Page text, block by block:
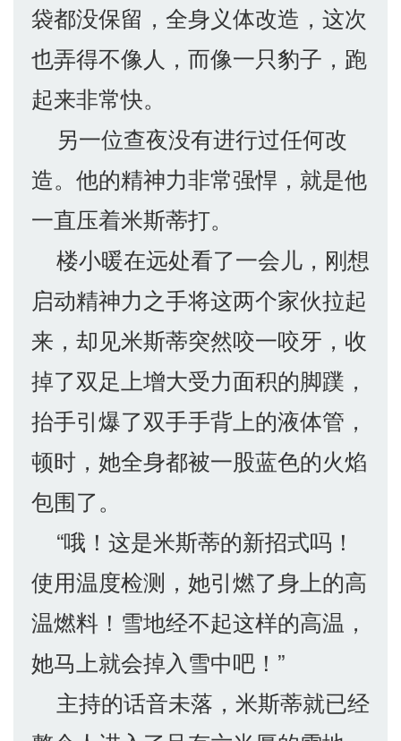
袋都没保留，全身义体改造，这次
也弄得不像人，而像一只豹子，跑
起来非常快。
另一位查夜没有进行过任何改
造。他的精神力非常强悍，就是他
一直压着米斯蒂打。
楼小暖在远处看了一会儿，刚想
启动精神力之手将这两个家伙拉起
来，却见米斯蒂突然咬一咬牙，收
掉了双足上增大受力面积的脚蹼，
抬手引爆了双手手背上的液体管，
顿时，她全身都被一股蓝色的火焰
包围了。
“哦！这是米斯蒂的新招式吗！
使用温度检测，她引燃了身上的高
温燃料！雪地经不起这样的高温，
她马上就会掉入雪中吧！”
主持的话音未落，米斯蒂就已经